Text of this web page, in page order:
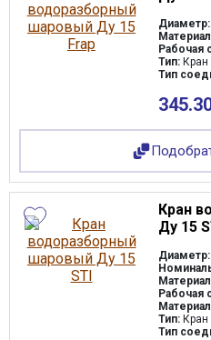
Материал корпуса
Страна
Присоединительный размер
Диаметр:
Рабочая
Тип:
Тип
Кран
Ду 15
Диаметр:
Рабочая
Тип:
Тип